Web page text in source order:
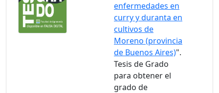
enfermedades en
curry y duranta en
cultivos de
Moreno (provincia
de Buenos Aires)".
Tesis de Grado
para obtener el
grado de